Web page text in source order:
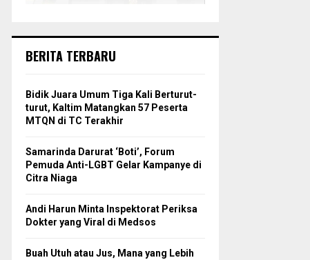
BERITA TERBARU
Bidik Juara Umum Tiga Kali Berturut-
turut, Kaltim Matangkan 57 Peserta
MTQN di TC Terakhir
Samarinda Darurat ‘Boti’, Forum
Pemuda Anti-LGBT Gelar Kampanye di
Citra Niaga
Andi Harun Minta Inspektorat Periksa
Dokter yang Viral di Medsos
Buah Utuh atau Jus, Mana yang Lebih